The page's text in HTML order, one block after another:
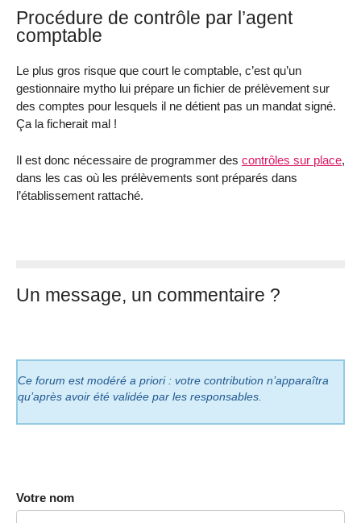
Procédure de contrôle par l’agent
comptable
Le plus gros risque que court le comptable, c’est qu’un
gestionnaire mytho lui prépare un fichier de prélèvement sur
des comptes pour lesquels il ne détient pas un mandat signé.
Ça la ficherait mal !
Il est donc nécessaire de programmer des contrôles sur place,
dans les cas où les prélèvements sont préparés dans
l’établissement rattaché.
Un message, un commentaire ?
Ce forum est modéré a priori : votre contribution n’apparaîtra
qu’après avoir été validée par les responsables.
Votre nom